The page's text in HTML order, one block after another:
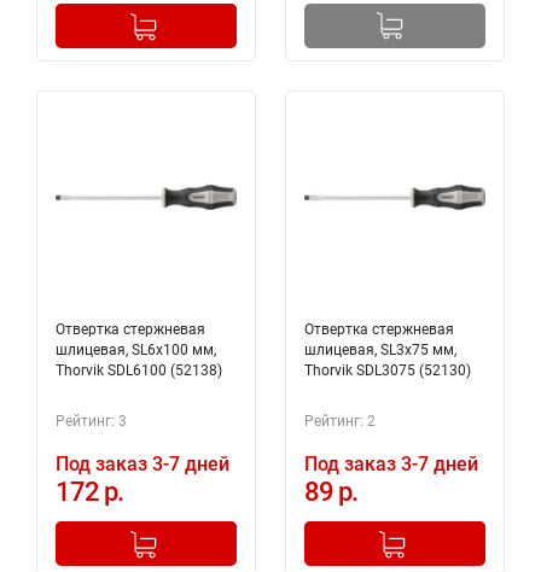
+
Добавлено в корзину
Отвертка стержневая
шлицевая, SL6х100 мм,
Thorvik SDL6100 (52138)
Рейтинг: 3
Под заказ 3-7 дней
172 р.
+
Добавлено в корзину
Отвертка стержневая
шлицевая, SL3х75 мм,
Thorvik SDL3075 (52130)
Рейтинг: 2
Под заказ 3-7 дней
89 р.
+
Добавлено в корзину